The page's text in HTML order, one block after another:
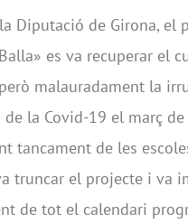
Diputació de Girona, el
Balla» es va recuperar el
malauradament la
de la Covid-19 el març
tancament de les
truncar el projecte i va
de tot el calendari